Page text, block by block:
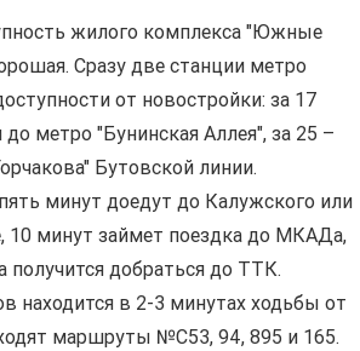
жилого комплекса "Южные
Сразу две станции метро
от новостройки: за 17
метро "Бунинская Аллея", за 25 –
Бутовской линии.
минут доедут до Калужского или
10 минут займет поездка до МКАДа,
получится добраться до ТТК.
находится в 2-3 минутах ходьбы от
маршруты №С53, 94, 895 и 165.